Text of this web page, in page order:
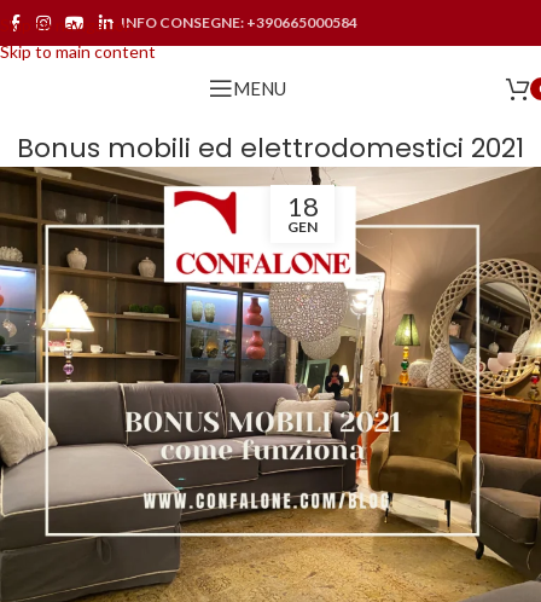
Skip to navigation
Skip to main content
INFO CONSEGNE: +390665000584
MENU
Bonus mobili ed elettrodomestici 2021
18
GEN